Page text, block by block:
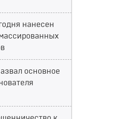
нанесен
основное